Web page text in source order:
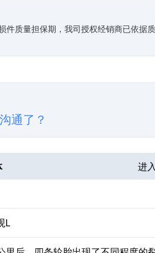
质量担保期，我司授权经销商已依据
通了？
进
L